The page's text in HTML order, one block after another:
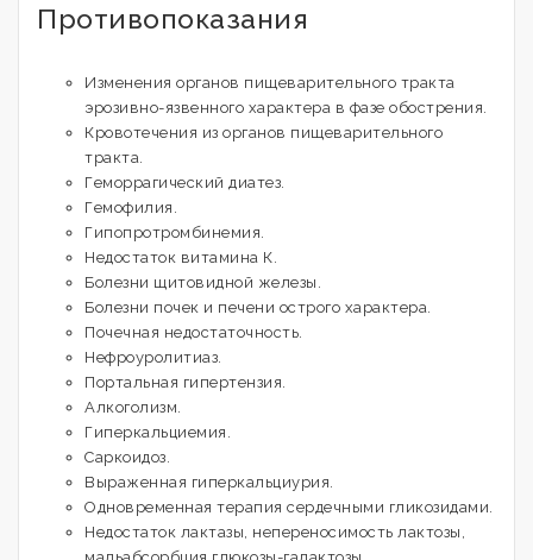
Противопоказания
Изменения органов пищеварительного тракта
эрозивно-язвенного характера в фазе обострения.
Кровотечения из органов пищеварительного
тракта.
Геморрагический диатез.
Гемофилия.
Гипопротромбинемия.
Недостаток витамина К.
Болезни щитовидной железы.
Болезни почек и печени острого характера.
Почечная недостаточность.
Нефроуролитиаз.
Портальная гипертензия.
Алкоголизм.
Гиперкальциемия.
Саркоидоз.
Выраженная гиперкальциурия.
Одновременная терапия сердечными гликозидами.
Недостаток лактазы, непереносимость лактозы,